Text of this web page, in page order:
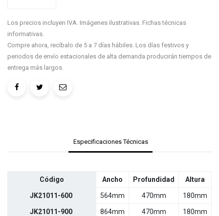
Los precios incluyen IVA. Imágenes ilustrativas. Fichas técnicas
informativas.
Compre ahora, recíbalo de 5 a 7 días hábiles. Los días festivos y
periodos de envío estacionales de alta demanda producirán tiempos de
entrega más largos.
Especificaciones Técnicas
Código Ancho Profundidad Altura
JK21011-600 564mm 470mm 180mm
JK21011-900 864mm 470mm 180mm